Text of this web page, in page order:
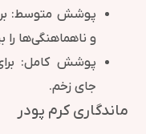
پوشش متوسط:
و ناهماهنگی‌ها را
پوشش کامل:
جای زخم.
ماندگاری کرم پودر